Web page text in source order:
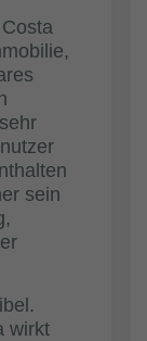
sein
wirkt